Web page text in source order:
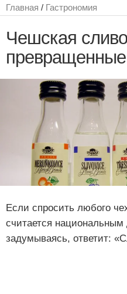
Главная / Гастрономия
Чешская
превращенные
Если спросить любого
считается
задумываясь, ответит: